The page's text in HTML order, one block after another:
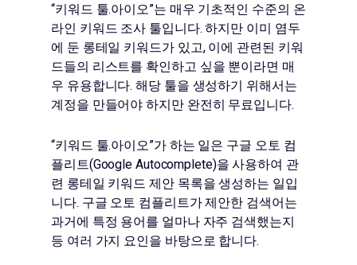
“키워드 툴.아이오”는 매우 기초적인 수준의 온
라인 키워드 조사 툴입니다. 하지만 이미 염두
에 둔 롱테일 키워드가 있고, 이에 관련된 키워
드들의 리스트를 확인하고 싶을 뿐이라면 매
우 유용합니다. 해당 툴을 생성하기 위해서는
계정을 만들어야 하지만 완전히 무료입니다.
“키워드 툴.아이오”가 하는 일은 구글 오토 컴
플리트(Google Autocomplete)을 사용하여 관
련 롱테일 키워드 제안 목록을 생성하는 일입
니다. 구글 오토 컴플리트가 제안한 검색어는
과거에 특정 용어를 얼마나 자주 검색했는지
등 여러 가지 요인을 바탕으로 합니다.